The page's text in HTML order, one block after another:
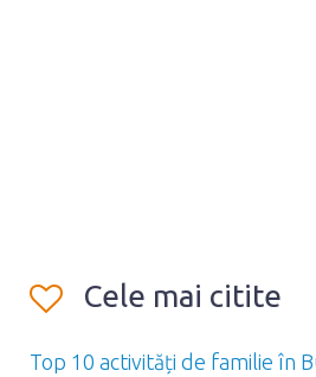
Cele mai citite
Top 10 activități de familie în